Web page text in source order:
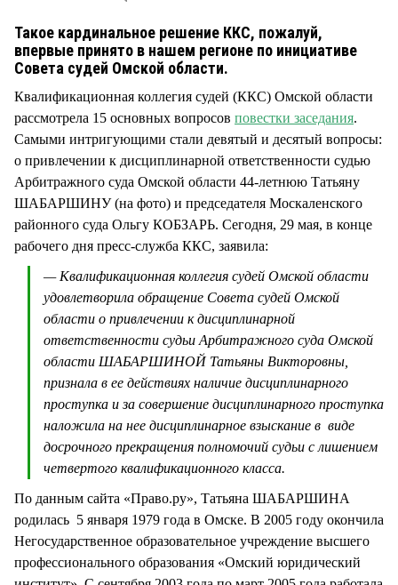
Такое кардинальное решение ККС, пожалуй,
впервые принято в нашем регионе по инициативе
Совета судей Омской области.
Квалификационная коллегия судей (ККС) Омской области
рассмотрела 15 основных вопросов повестки заседания.
Самыми интригующими стали девятый и десятый вопросы:
о привлечении к дисциплинарной ответственности судью
Арбитражного суда Омской области 44-летнюю Татьяну
ШАБАРШИНУ (на фото) и председателя Москаленского
районного суда Ольгу КОБЗАРЬ. Сегодня, 29 мая, в конце
рабочего дня пресс-служба ККС, заявила:
— Квалификационная коллегия судей Омской области
удовлетворила обращение Совета судей Омской
области о привлечении к дисциплинарной
ответственности судьи Арбитражного суда Омской
области ШАБАРШИНОЙ Татьяны Викторовны,
признала в ее действиях наличие дисциплинарного
проступка и за совершение дисциплинарного проступка
наложила на нее дисциплинарное взыскание в виде
досрочного прекращения полномочий судьи с лишением
четвертого квалификационного класса.
По данным сайта «Право.ру», Татьяна ШАБАРШИНА
родилась 5 января 1979 года в Омске. В 2005 году окончила
Негосударственное образовательное учреждение высшего
профессионального образования «Омский юридический